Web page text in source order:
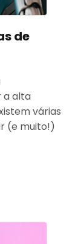
de
a alta
várias
(e muito!)